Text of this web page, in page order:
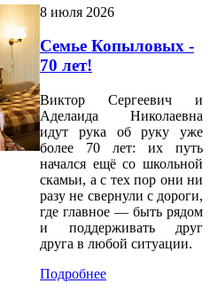
8 июля 2026
Семье Копыловых -
70 лет!
Виктор Сергеевич и
Аделаида Николаевна
идут рука об руку уже
более 70 лет: их путь
начался ещё со школьной
скамьи, а с тех пор они ни
разу не свернули с дороги,
где главное — быть рядом
и поддерживать друг
друга в любой ситуации.
Подробнее